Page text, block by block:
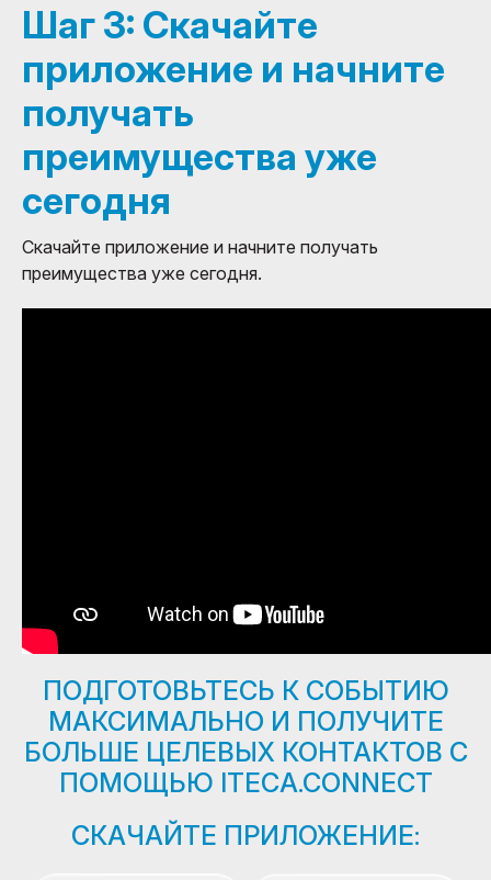
Шаг 3: Скачайте
приложение и начните
получать
преимущества уже
сегодня
Скачайте приложение и начните получать
преимущества уже сегодня.
ПОДГОТОВЬТEСЬ К СОБЫТИЮ
МАКСИМАЛЬНО И ПОЛУЧИТE
БОЛЬШЕ ЦЕЛЕВЫХ КОНТАКТОВ С
ПОМОЩЬЮ ITECA.CONNECT
СКАЧАЙТЕ ПРИЛОЖЕНИЕ: